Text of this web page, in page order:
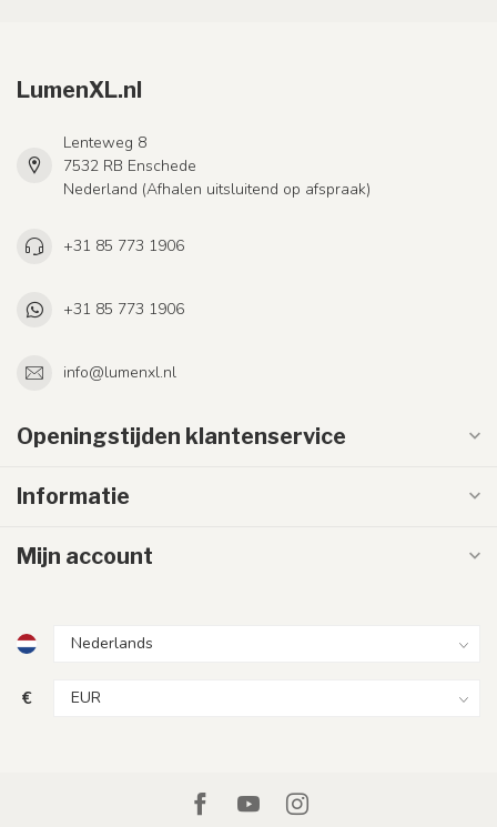
LumenXL.nl
Lenteweg 8
7532 RB Enschede
Nederland (Afhalen uitsluitend op afspraak)
+31 85 773 1906
+31 85 773 1906
info@lumenxl.nl
Openingstijden klantenservice
Informatie
Mijn account
€